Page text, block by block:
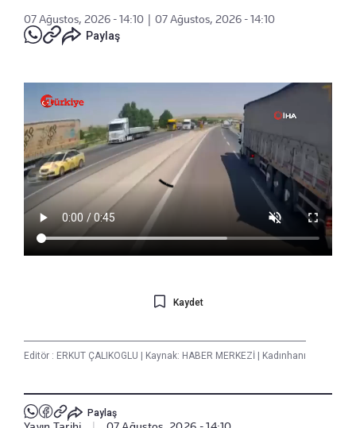
07 Ağustos, 2026 - 14:10
07 Ağustos, 2026 - 14:10
Paylaş
Kaydet
Editör : ERKUT ÇALIKOGLU Kaynak: HABER MERKEZİ Kadınhanı
Paylaş